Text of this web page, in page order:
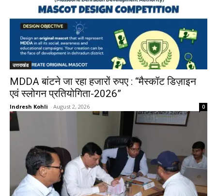
उत्तराखंड
MDDA बांटने जा रहा हजारों रुपए : “मैस्कॉट डिज़ाइन
एवं स्लोगन प्रतियोगिता-2026”
Indresh Kohli - August 2, 2026 0